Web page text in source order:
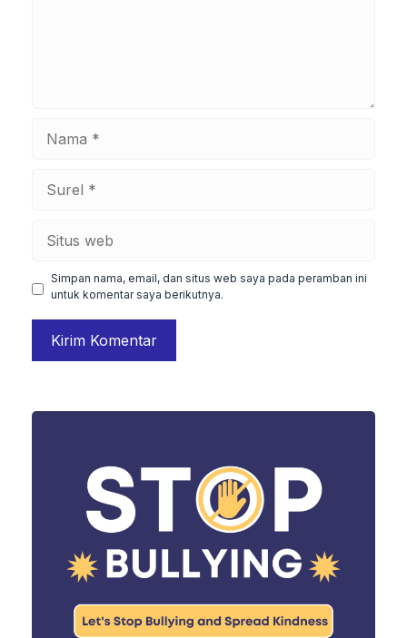
Simpan nama, email, dan situs web saya pada peramban ini
untuk komentar saya berikutnya.